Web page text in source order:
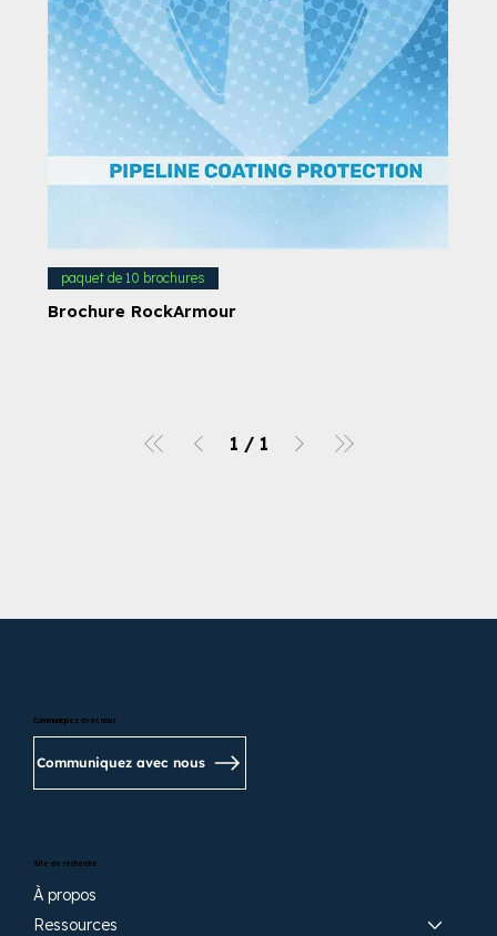
paquet de 10 brochures
Brochure RockArmour
1 / 1
Site de recherche
À propos
Ressources
Communiquez avec nous
Communiquez avec nous